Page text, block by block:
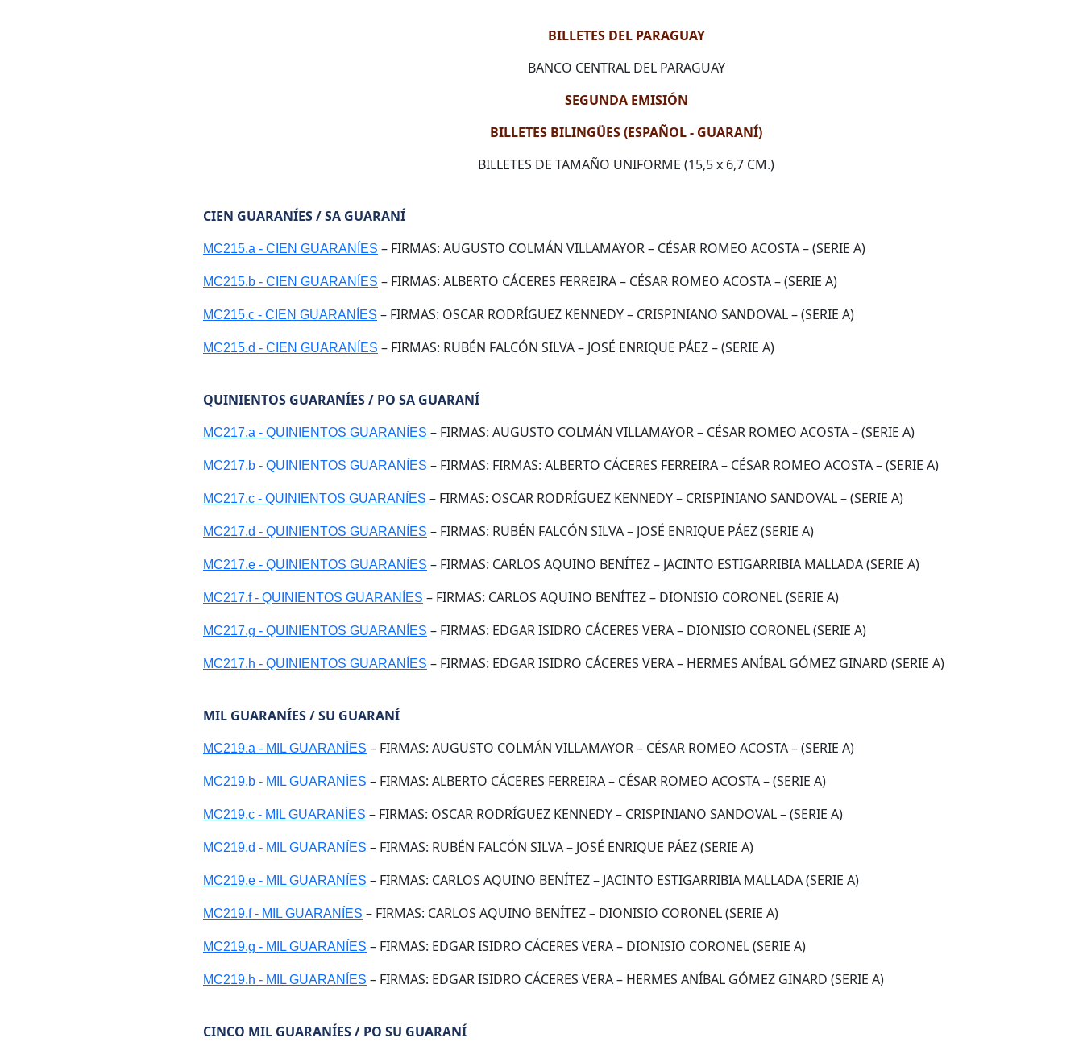
BILLETES DEL PARAGUAY
BANCO CENTRAL DEL PARAGUAY
SEGUNDA EMISIÓN
BILLETES BILINGÜES (ESPAÑOL - GUARANÍ)
BILLETES DE TAMAÑO UNIFORME (15,5 x 6,7 CM.)
CIEN GUARANÍES / SA GUARANÍ
MC215.a - CIEN GUARANÍES – FIRMAS: AUGUSTO COLMÁN VILLAMAYOR – CÉSAR ROMEO ACOSTA – (SERIE A)
MC215.b - CIEN GUARANÍES – FIRMAS: ALBERTO CÁCERES FERREIRA – CÉSAR ROMEO ACOSTA – (SERIE A)
MC215.c - CIEN GUARANÍES – FIRMAS: OSCAR RODRÍGUEZ KENNEDY – CRISPINIANO SANDOVAL – (SERIE A)
MC215.d - CIEN GUARANÍES – FIRMAS: RUBÉN FALCÓN SILVA – JOSÉ ENRIQUE PÁEZ – (SERIE A)
QUINIENTOS GUARANÍES / PO SA GUARANÍ
MC217.a - QUINIENTOS GUARANÍES – FIRMAS: AUGUSTO COLMÁN VILLAMAYOR – CÉSAR ROMEO ACOSTA – (SERIE A)
MC217.b - QUINIENTOS GUARANÍES – FIRMAS: FIRMAS: ALBERTO CÁCERES FERREIRA – CÉSAR ROMEO ACOSTA – (SERIE A)
MC217.c - QUINIENTOS GUARANÍES – FIRMAS: OSCAR RODRÍGUEZ KENNEDY – CRISPINIANO SANDOVAL – (SERIE A)
MC217.d - QUINIENTOS GUARANÍES – FIRMAS: RUBÉN FALCÓN SILVA – JOSÉ ENRIQUE PÁEZ (SERIE A)
MC217.e - QUINIENTOS GUARANÍES – FIRMAS: CARLOS AQUINO BENÍTEZ – JACINTO ESTIGARRIBIA MALLADA (SERIE A)
MC217.f - QUINIENTOS GUARANÍES – FIRMAS: CARLOS AQUINO BENÍTEZ – DIONISIO CORONEL (SERIE A)
MC217.g - QUINIENTOS GUARANÍES – FIRMAS: EDGAR ISIDRO CÁCERES VERA – DIONISIO CORONEL (SERIE A)
MC217.h - QUINIENTOS GUARANÍES – FIRMAS: EDGAR ISIDRO CÁCERES VERA – HERMES ANÍBAL GÓMEZ GINARD (SERIE A)
MIL GUARANÍES / SU GUARANÍ
MC219.a - MIL GUARANÍES – FIRMAS: AUGUSTO COLMÁN VILLAMAYOR – CÉSAR ROMEO ACOSTA – (SERIE A)
MC219.b - MIL GUARANÍES – FIRMAS: ALBERTO CÁCERES FERREIRA – CÉSAR ROMEO ACOSTA – (SERIE A)
MC219.c - MIL GUARANÍES – FIRMAS: OSCAR RODRÍGUEZ KENNEDY – CRISPINIANO SANDOVAL – (SERIE A)
MC219.d - MIL GUARANÍES – FIRMAS: RUBÉN FALCÓN SILVA – JOSÉ ENRIQUE PÁEZ (SERIE A)
MC219.e - MIL GUARANÍES – FIRMAS: CARLOS AQUINO BENÍTEZ – JACINTO ESTIGARRIBIA MALLADA (SERIE A)
MC219.f - MIL GUARANÍES – FIRMAS: CARLOS AQUINO BENÍTEZ – DIONISIO CORONEL (SERIE A)
MC219.g - MIL GUARANÍES – FIRMAS: EDGAR ISIDRO CÁCERES VERA – DIONISIO CORONEL (SERIE A)
MC219.h - MIL GUARANÍES – FIRMAS: EDGAR ISIDRO CÁCERES VERA – HERMES ANÍBAL GÓMEZ GINARD (SERIE A)
CINCO MIL GUARANÍES / PO SU GUARANÍ